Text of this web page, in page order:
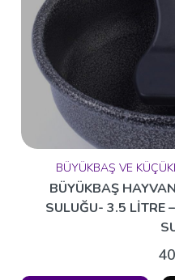
BÜYÜKBAŞ VE
BÜYÜKBAŞ
SULUĞU- 3.5 LİTRE